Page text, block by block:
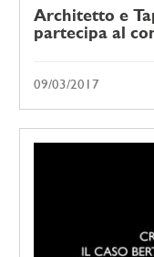
Architetto e
partecipa al
09/03/2017